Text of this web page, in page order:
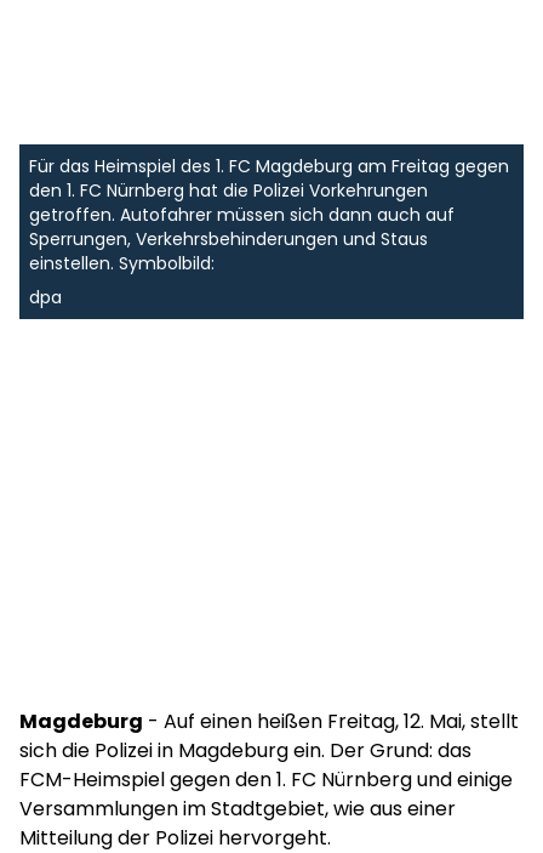
Für das Heimspiel des 1. FC Magdeburg am Freitag gegen
den 1. FC Nürnberg hat die Polizei Vorkehrungen
getroffen. Autofahrer müssen sich dann auch auf
Sperrungen, Verkehrsbehinderungen und Staus
einstellen. Symbolbild:
dpa
Magdeburg - Auf einen heißen Freitag, 12. Mai, stellt
sich die Polizei in Magdeburg ein. Der Grund: das
FCM-Heimspiel gegen den 1. FC Nürnberg und einige
Versammlungen im Stadtgebiet, wie aus einer
Mitteilung der Polizei hervorgeht.